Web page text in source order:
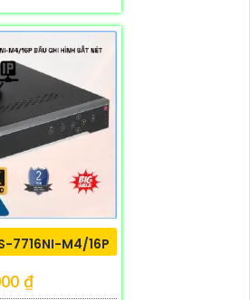
7716NI-M4/16P
₫